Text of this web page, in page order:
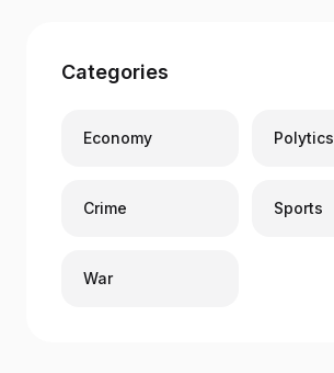
Categories
Economy Polytics
Crime Sports
War